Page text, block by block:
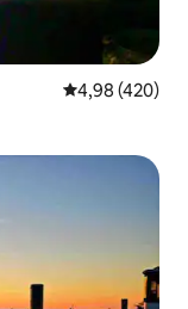
4,98 av 5 i
4,98 (420)